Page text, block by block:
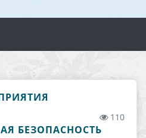
110
БЕЗОПАСНОСТЬ